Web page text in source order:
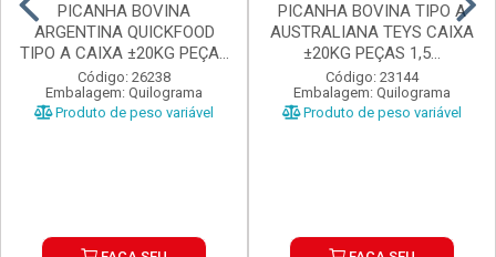
PICANHA BOVINA
ARGENTINA QUICKFOOD
TIPO A CAIXA ±20KG PEÇAS
...
Código: 26238
Embalagem: Quilograma
Produto de peso variável
PICANHA BOVINA TIPO A
AUSTRALIANA TEYS CAIXA
±20KG PEÇAS 1,5...
Código: 23144
Embalagem: Quilograma
Produto de peso variável